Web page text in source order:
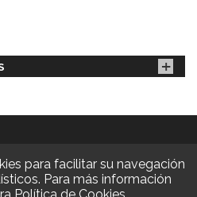
para facilitar su navegación
Para más información